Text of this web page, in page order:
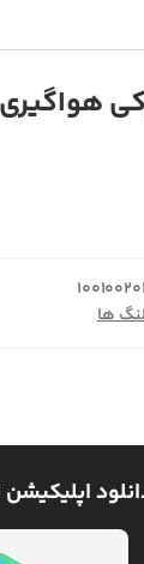
ها
اپلیکیشن